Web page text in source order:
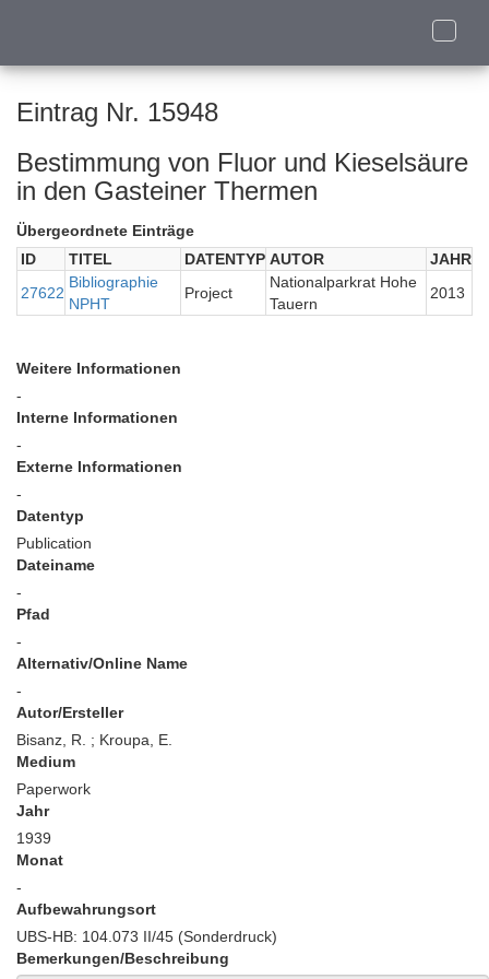
Toggle
Eintrag Nr. 15948
Bestimmung von Fluor und Kieselsäure
in den Gasteiner Thermen
Übergeordnete Einträge
ID
TITEL DATENTYP AUTOR
JAHR
27622
Bibliographie
NPHT
Project
Nationalparkrat Hohe
Tauern
2013
Weitere Informationen
-
Interne Informationen
-
Externe Informationen
-
Datentyp
Publication
Dateiname
-
Pfad
-
Alternativ/Online Name
-
Autor/Ersteller
Bisanz, R. ; Kroupa, E.
Medium
Paperwork
Jahr
1939
Monat
-
Aufbewahrungsort
UBS-HB: 104.073 II/45 (Sonderdruck)
Bemerkungen/Beschreibung